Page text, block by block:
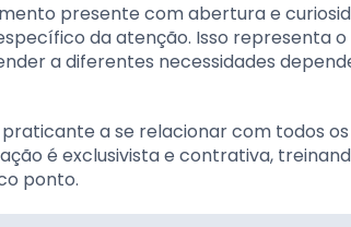
presente com abertura e
da atenção. Isso representa
a diferentes necessidades
a se relacionar com todos os
é exclusivista e contrativa,
ponto.